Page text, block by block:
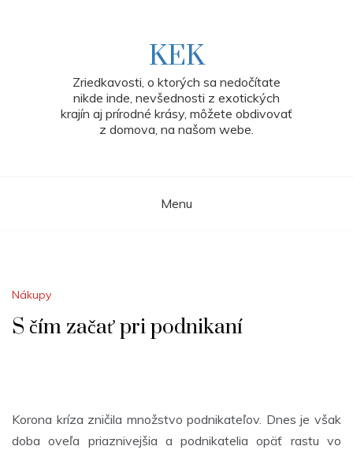
KEK
Zriedkavosti, o ktorých sa nedočítate
nikde inde, nevšednosti z exotických
krajín aj prírodné krásy, môžete obdivovať
z domova, na našom webe.
Menu
Nákupy
S čím začať pri podnikaní
Korona kríza zničila množstvo podnikateľov. Dnes je však
doba oveľa priaznivejšia a podnikatelia opäť rastu vo